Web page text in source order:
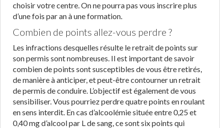
choisir votre centre. On ne pourra pas vous inscrire plus
d’une fois par an à une formation.
Combien de points allez-vous perdre ?
Les infractions desquelles résulte le retrait de points sur
son permis sont nombreuses. Il est important de savoir
combien de points sont susceptibles de vous être retirés,
de manière à anticiper, et peut-être contourner un retrait
de permis de conduire. L’objectif est également de vous
sensibiliser. Vous pourriez perdre quatre points en roulant
en sens interdit. En cas d’alcoolémie située entre 0,25 et
0,40 mg d’alcool par L de sang, ce sont six points qui